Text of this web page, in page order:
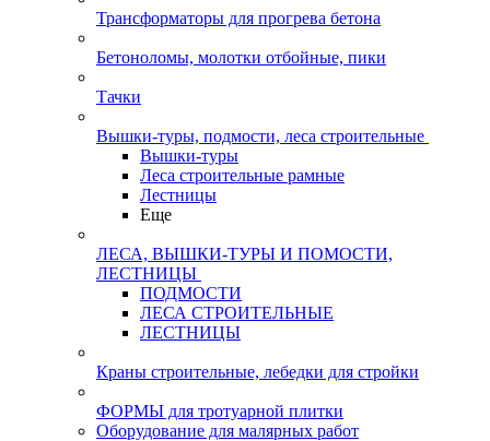
Трансформаторы для прогрева бетона
Бетоноломы, молотки отбойные, пики
Тачки
Вышки-туры, подмости, леса строительные
Вышки-туры
Леса строительные рамные
Лестницы
Еще
ЛЕСА, ВЫШКИ-ТУРЫ И ПОМОСТИ,
ЛЕСТНИЦЫ
ПОДМОСТИ
ЛЕСА СТРОИТЕЛЬНЫЕ
ЛЕСТНИЦЫ
Краны строительные, лебедки для стройки
ФОРМЫ для тротуарной плитки
Оборудование для малярных работ